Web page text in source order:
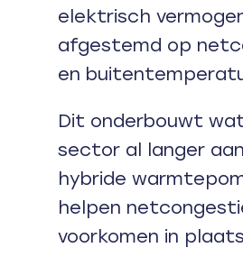
elektrisch
afgestemd op
en
Dit onderbouwt
sector al langer
hybride
helpen
voorkomen in